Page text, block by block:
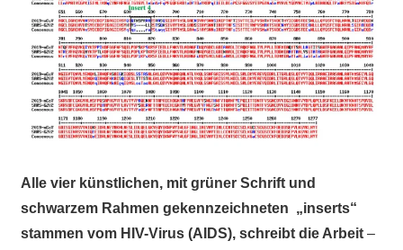
Alle vier künstlichen, mit grüner Schrift und
schwarzem Rahmen gekennzeichneten „inserts“
stammen vom HIV-Virus (AIDS), schreibt die Arbeit–